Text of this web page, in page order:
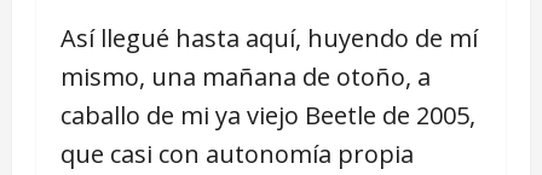
Así llegué hasta aquí, huyendo de mí
mismo, una mañana de otoño, a
caballo de mi ya viejo Beetle de 2005,
que casi con autonomía propia